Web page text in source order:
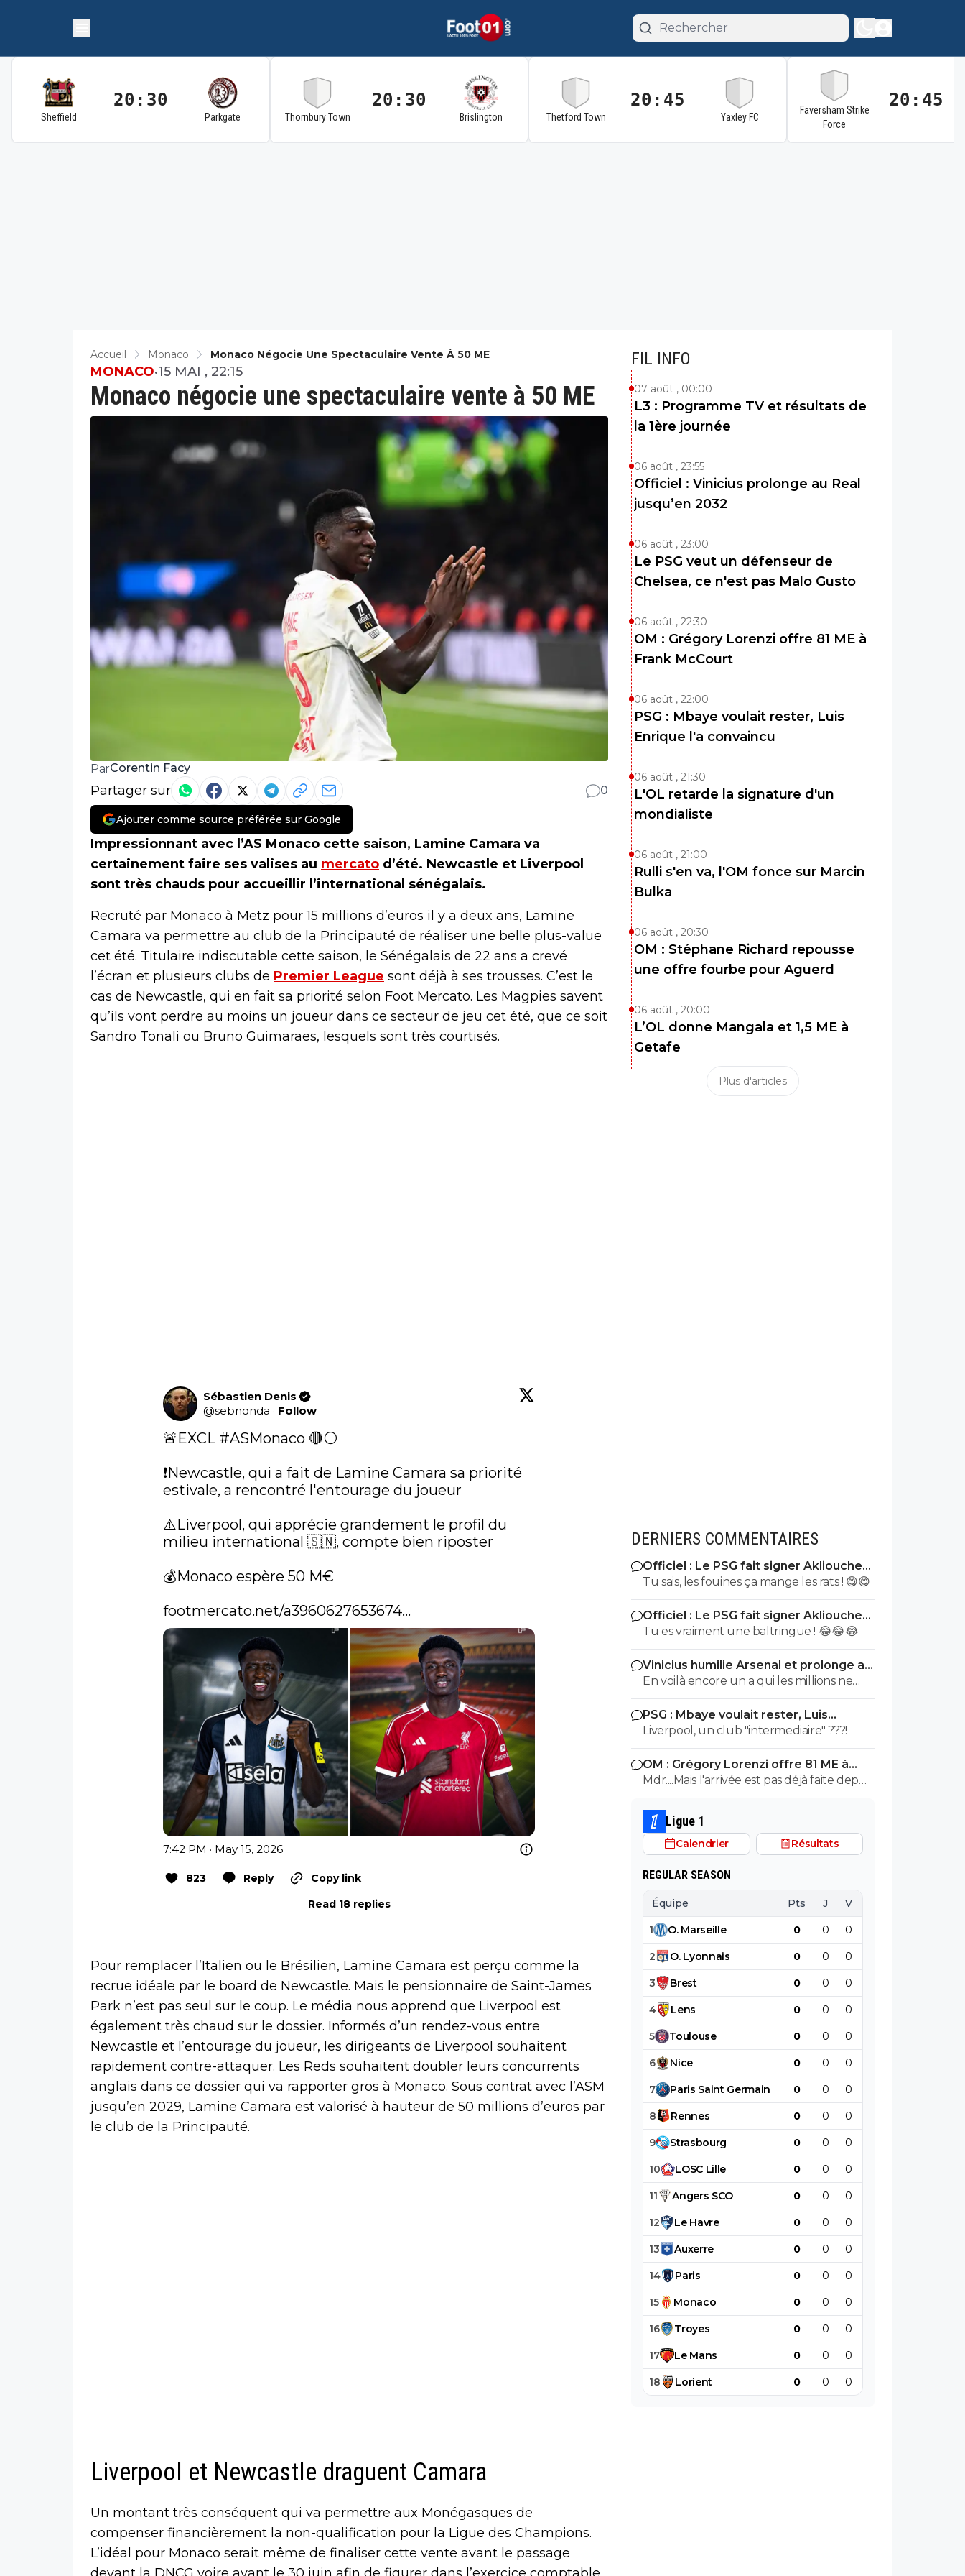
Sheffield
20:30
Parkgate Thornbury Town
20:30
Brislington Thetford Town
20:45
Yaxley FC
Faversham Strike
Force
20:45
Accueil Monaco Monaco Négocie Une Spectaculaire Vente À 50 ME
Monaco négocie une spectaculaire vente à 50 ME
MONACO•15 MAI , 22:15
ParCorentin Facy
Partager sur 0
Ajouter comme source préférée sur Google
Impressionnant avec l’AS Monaco cette saison, Lamine Camara va
certainement faire ses valises au mercato d’été. Newcastle et Liverpool
sont très chauds pour accueillir l’international sénégalais.
Recruté par Monaco à Metz pour 15 millions d’euros il y a deux ans, Lamine
Camara va permettre au club de la Principauté de réaliser une belle plus-value
cet été. Titulaire indiscutable cette saison, le Sénégalais de 22 ans a crevé
l’écran et plusieurs clubs de Premier League sont déjà à ses trousses. C’est le
cas de Newcastle, qui en fait sa priorité selon Foot Mercato. Les Magpies savent
qu’ils vont perdre au moins un joueur dans ce secteur de jeu cet été, que ce soit
Sandro Tonali ou Bruno Guimaraes, lesquels sont très courtisés.
Sébastien Denis
@sebnonda · Follow
🚨EXCL #ASMonaco 🔴⚪️
❗️Newcastle, qui a fait de Lamine Camara sa priorité
estivale, a rencontré l'entourage du joueur
⚠️Liverpool, qui apprécie grandement le profil du
milieu international 🇸🇳, compte bien riposter
💰Monaco espère 50 M€
footmercato.net/a3960627653674…
7:42 PM · May 15, 2026
823 Reply
Copy link
Read 18 replies
Pour remplacer l’Italien ou le Brésilien, Lamine Camara est perçu comme la
recrue idéale par le board de Newcastle. Mais le pensionnaire de Saint-James
Park n’est pas seul sur le coup. Le média nous apprend que Liverpool est
également très chaud sur le dossier. Informés d’un rendez-vous entre
Newcastle et l’entourage du joueur, les dirigeants de Liverpool souhaitent
rapidement contre-attaquer. Les Reds souhaitent doubler leurs concurrents
anglais dans ce dossier qui va rapporter gros à Monaco. Sous contrat avec l’ASM
jusqu’en 2029, Lamine Camara est valorisé à hauteur de 50 millions d’euros par
le club de la Principauté.
Liverpool et Newcastle draguent Camara
Un montant très conséquent qui va permettre aux Monégasques de
compenser financièrement la non-qualification pour la Ligue des Champions.
L’idéal pour Monaco serait même de finaliser cette vente avant le passage
FIL INFO
07 août , 00:00
L3 : Programme TV et résultats de
la 1ère journée
06 août , 23:55
Officiel : Vinicius prolonge au Real
jusqu’en 2032
06 août , 23:00
Le PSG veut un défenseur de
Chelsea, ce n'est pas Malo Gusto
06 août , 22:30
OM : Grégory Lorenzi offre 81 ME à
Frank McCourt
06 août , 22:00
PSG : Mbaye voulait rester, Luis
Enrique l'a convaincu
06 août , 21:30
L'OL retarde la signature d'un
mondialiste
06 août , 21:00
Rulli s'en va, l'OM fonce sur Marcin
Bulka
06 août , 20:30
OM : Stéphane Richard repousse
une offre fourbe pour Aguerd
06 août , 20:00
L’OL donne Mangala et 1,5 ME à
Getafe
Plus d'articles
DERNIERS COMMENTAIRES
Officiel : Le PSG fait signer Akliouche
pour 50 ME
Tu sais, les fouines ça mange les rats ! 😋😋
Officiel : Le PSG fait signer Akliouche
pour 50 ME
Tu es vraiment une baltringue ! 😂😂😂
Vinicius humilie Arsenal et prolonge au
Real jusqu’en 2032
En voilà encore un a qui les millions ne
suffisant pas, a craché sur son club pour
en récupérer quelques uns de plus...Un
mec pareil me pue au nez...Reste au Réal
et continue a bien pourrir le vestiaire !
PSG : Mbaye voulait rester, Luis
Enrique l'a convaincu
Liverpool, un club "intermediaire" ???!
OM : Grégory Lorenzi offre 81 ME à
Frank McCourt
Mdr....Mais l'arrivée est pas déjà faite depuis
10 ans ? Et 1 milliard paraît un peu
saugrenu comme hypothèse ! En
attendant prenez Marcin Bulka ! 😂 ohhh
un ancien parisien !! 🤣
Ligue 1
Calendrier Résultats
REGULAR SEASON
Équipe Pts J V
1 O. Marseille 0 0 0
2 O. Lyonnais 0 0 0
3 Brest 0 0 0
4 Lens 0 0 0
5 Toulouse 0 0 0
6 Nice 0 0 0
7 Paris Saint Germain 0 0 0
8 Rennes 0 0 0
9 Strasbourg 0 0 0
10 LOSC Lille 0 0 0
11 Angers SCO 0 0 0
12 Le Havre 0 0 0
13 Auxerre 0 0 0
14 Paris 0 0 0
15 Monaco 0 0 0
16 Troyes 0 0 0
17 Le Mans 0 0 0
18 Lorient 0 0 0